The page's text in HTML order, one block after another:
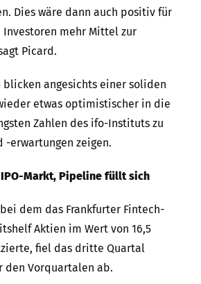
Dies wäre dann auch positiv für
Investoren mehr Mittel zur
Picard.
blicken angesichts einer soliden
etwas optimistischer in die
Zahlen des ifo-Instituts zu
-erwartungen zeigen.
Markt, Pipeline füllt sich
dem das Frankfurter Fintech-
Aktien im Wert von 16,5
fiel das dritte Quartal
den Vorquartalen ab.